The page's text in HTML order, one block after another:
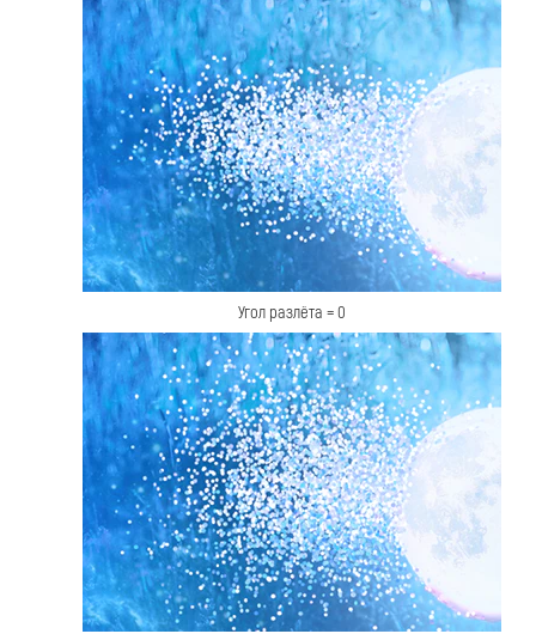
Угол разлёта = 0